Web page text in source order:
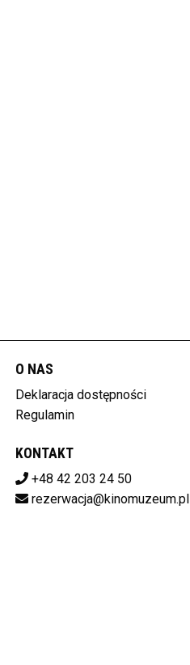
O NAS
Deklaracja dostępności
Regulamin
KONTAKT
+48 42 203 24 50
rezerwacja@kinomuzeum.pl